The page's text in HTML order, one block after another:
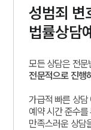
성범죄 변
법률상담
모든 상담은 전
전문적으로 진행
가급적 빠른 상담
예약 시간 준수를
만족스러운 상담